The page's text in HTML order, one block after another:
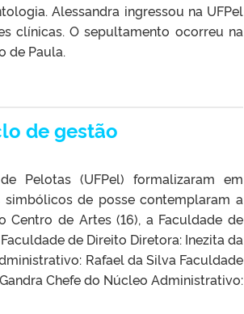
Alessandra ingressou na UFPel
clínicas. O sepultamento ocorreu na
de Paula.
de gestão
Pelotas (UFPel) formalizaram em
de posse contemplaram a
Centro de Artes (16), a Faculdade de
de Direito Diretora: Inezita da
Rafael da Silva Faculdade
Chefe do Núcleo Administrativo: